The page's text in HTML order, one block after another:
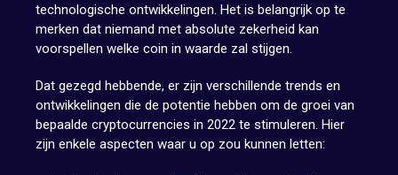
technologische ontwikkelingen. Het is belangrijk op te
merken dat niemand met absolute zekerheid kan
voorspellen welke coin in waarde zal stijgen.
Dat gezegd hebbende, er zijn verschillende trends en
ontwikkelingen die de potentie hebben om de groei van
bepaalde cryptocurrencies in 2022 te stimuleren. Hier
zijn enkele aspecten waar u op zou kunnen letten: